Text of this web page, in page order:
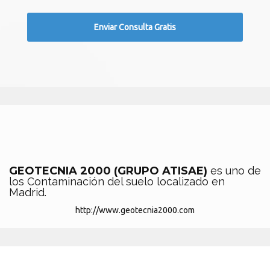
GEOTECNIA 2000 (GRUPO ATISAE) es uno de
los Contaminación del suelo localizado en
Madrid.
http://www.geotecnia2000.com